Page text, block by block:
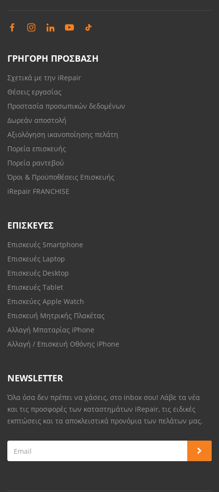
ΓΡΗΓΟΡΗ ΠΡΟΣΒΑΣΗ
Σχετικά με την iRepair
Θέσεις εργασίας
Προστασία προσωπικών δεδομένων
Δωρεάν αποστολή
Αξιολόγηση ικανοποίησης πελάτη
Πορεία επισκευής
Πορεία ραντεβού
Όροι & Προϋποθέσεις Επισκευής
iRepair FRANCHISE
ΕΠΙΣΚΕΥΈΣ
Επισκευές Smartphone
Επισκευές Laptop
Επισκευές Desktop
Επισκευές Tablet
Επισκεύες Apple Watch
Επισκευή Μητρικής Πλακέτας
Αλλαγή Μπαταρίας iPhone
Αλλαγή / Επισκευή Οθόνης iPhone
NEWSLETTER
Όλα όσα δεν πρέπει να χάσεις, στο inbox σου! Λάβε τα νέα
και τις προσφορές των καταστημάτων iRepair, τις ειδικές
εκπτώσεις και τα αποκλειστικά προνόμια των πελάτων μας.